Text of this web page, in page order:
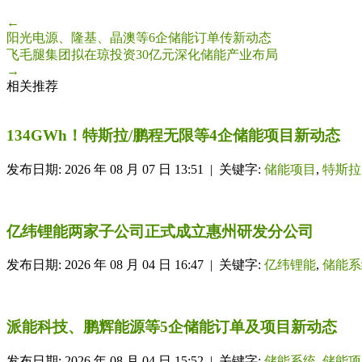
←
阳光电源、隆基、晶澳等6企储能订单传新动态
飞毛腿集团拟在琼投资30亿元深化储能产业布局
→
相关推荐
134GWh！特斯拉/鹏程无限等4企储能项目新动态
发布日期: 2026 年 08 月 07 日 13:51 | 关键字: 储能项目 , 特斯拉
亿纬锂能两家子公司正式成立惠州研发分公司
发布日期: 2026 年 08 月 04 日 16:47 | 关键字: 亿纬锂能, 储能
派能科技、鹏辉能源等5企储能订单及项目新动态